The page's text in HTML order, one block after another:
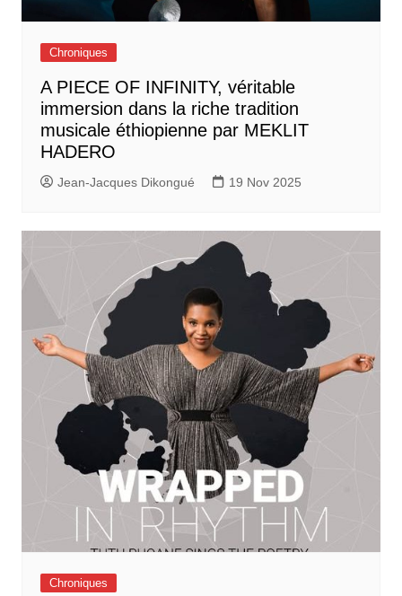
Chroniques
A PIECE OF INFINITY, véritable
immersion dans la riche tradition
musicale éthiopienne par MEKLIT
HADERO
Jean-Jacques Dikongué 19 Nov 2025
Chroniques